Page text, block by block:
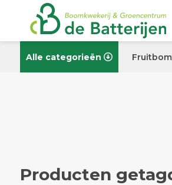
Alle categorieën
Producten